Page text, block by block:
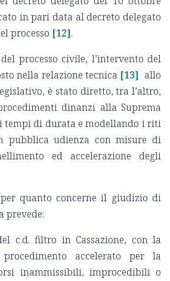
in pari data al decreto delegato
processo [12].
processo civile, l’intervento del
nella relazione tecnica [13] allo
è stato diretto, tra l’altro,
dinanzi alla Suprema
tempi di durata e modellando i riti
pubblica udienza con misure di
ed accelerazione degli
quanto concerne il giudizio di
prevede:
c.d. filtro in Cassazione, con la
accelerato per la
inammissibili, improcedibili o